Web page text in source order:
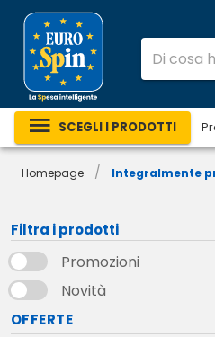
SCEGLI I PRODOTTI
Homepage / Integralmente
Filtra i prodotti
Promozioni
Novità
OFFERTE